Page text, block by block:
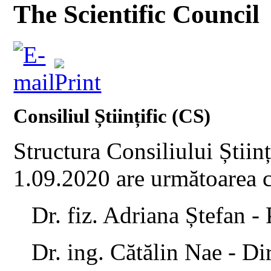
The Scientific Council
Consiliul Științific (CS)
Structura Consiliului
1.09.2020 are următoarea
Dr. fiz. Adriana Ștefan -
Dr. ing. Cătălin Nae -